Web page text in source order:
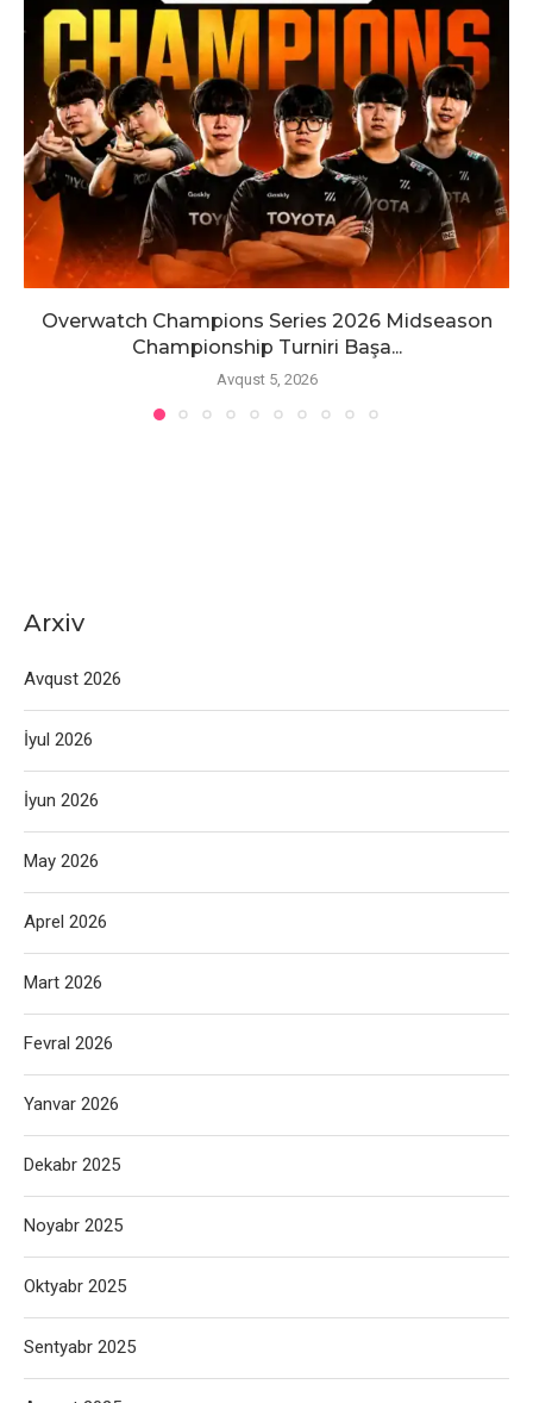
Overwatch Champions Series 2026 Midseason
Championship Turniri Başa...
Avqust 5, 2026
Arxiv
Avqust 2026
İyul 2026
İyun 2026
May 2026
Aprel 2026
Mart 2026
Fevral 2026
Yanvar 2026
Dekabr 2025
Noyabr 2025
Oktyabr 2025
Sentyabr 2025